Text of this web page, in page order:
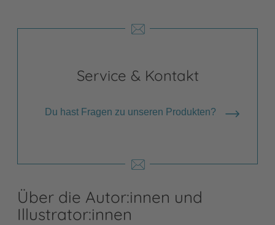
Service & Kontakt
Du hast Fragen zu unseren Produkten?
Über die Autor:innen und
Illustrator:innen